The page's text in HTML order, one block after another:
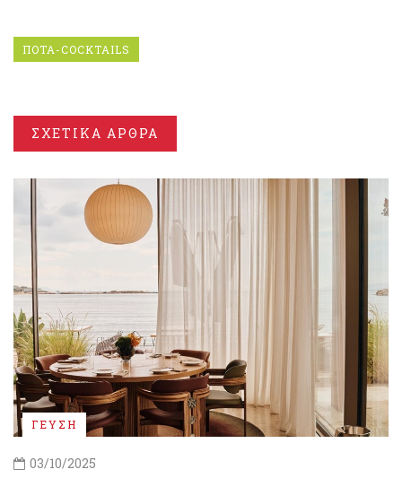
ΠΟΤΑ-COCKTAILS
ΣΧΕΤΙΚΑ ΑΡΘΡΑ
ΓΕΥΣΗ
03/10/2025